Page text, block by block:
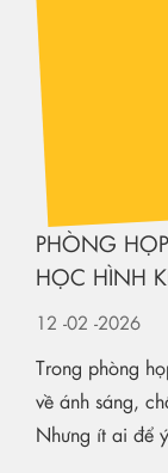
PHÒNG
HỌC HÌNH
12 -02 -2026
Trong phòng
về ánh sáng,
Nhưng ít ai để